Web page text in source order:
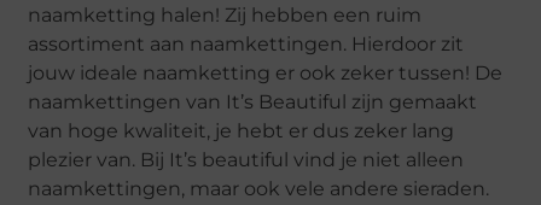
naamketting halen! Zij hebben een ruim
assortiment aan naamkettingen. Hierdoor zit
jouw ideale naamketting er ook zeker tussen! De
naamkettingen van It’s Beautiful zijn gemaakt
van hoge kwaliteit, je hebt er dus zeker lang
plezier van. Bij It’s beautiful vind je niet alleen
naamkettingen, maar ook vele andere sieraden.